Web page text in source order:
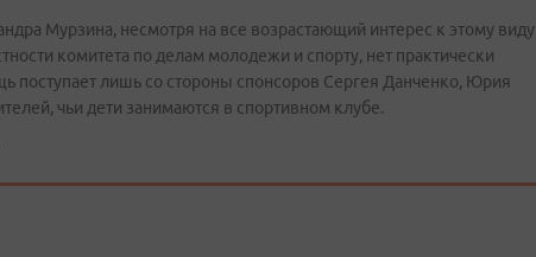
Мурзина, несмотря на все возрастающий интерес к этому виду
комитета по делам молодежи и спорту, нет практически
поступает лишь со стороны спонсоров Сергея Данченко, Юрия
чьи дети занимаются в спортивном клубе.